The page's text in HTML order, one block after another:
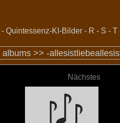
- Quintessenz-KI-Bilder - R - S - T
albums>> -
Nächstes